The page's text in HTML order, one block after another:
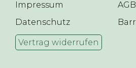
Impressum
AGB
Datenschutz
Vertrag widerrufen